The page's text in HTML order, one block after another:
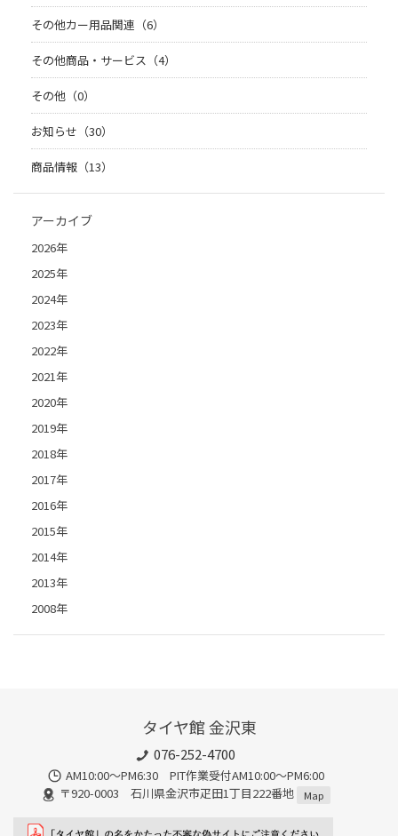
その他カー用品関連（6）
その他商品・サービス（4）
その他（0）
お知らせ（30）
商品情報（13）
アーカイブ
2026年
2025年
2024年
2023年
2022年
2021年
2020年
2019年
2018年
2017年
2016年
2015年
2014年
2013年
2008年
タイヤ館 金沢東
076-252-4700
AM10:00～PM6:30 PIT作業受付AM10:00～PM6:00
〒920-0003 石川県金沢市疋田1丁目222番地
Map